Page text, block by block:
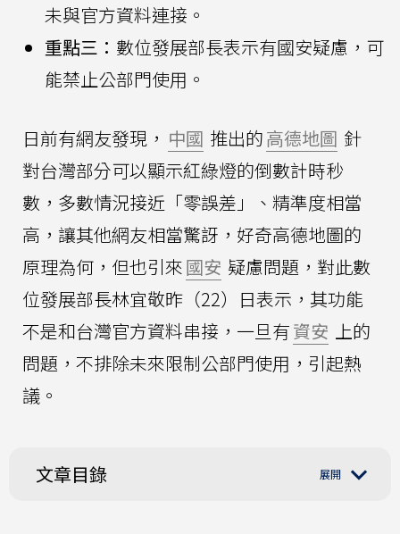
未與官方資料連接。
重點三： 數位發展部長表示有國安疑慮，可
能禁止公部門使用。
日前有網友發現， 中國 推出的高德地圖 針
對台灣部分可以顯示紅綠燈的倒數計時秒
數，多數情況接近「零誤差」、精準度相當
高，讓其他網友相當驚訝，好奇高德地圖的
原理為何，但也引來國安 疑慮問題，對此數
位發展部長林宜敬昨（22）日表示，其功能
不是和台灣官方資料串接，一旦有資安 上的
問題，不排除未來限制公部門使用，引起熱
議。
文章目錄